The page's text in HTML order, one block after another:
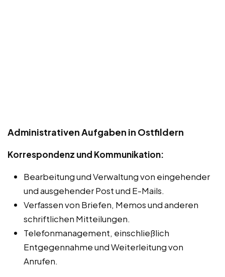
Administrativen Aufgaben in Ostfildern
Korrespondenz und Kommunikation:
Bearbeitung und Verwaltung von eingehender
und ausgehender Post und E-Mails.
Verfassen von Briefen, Memos und anderen
schriftlichen Mitteilungen.
Telefonmanagement, einschließlich
Entgegennahme und Weiterleitung von
Anrufen.